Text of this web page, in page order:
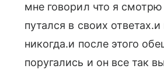
мне говорил что я смотрю
путался в своих
никогда.и после этого
поругались и он все так